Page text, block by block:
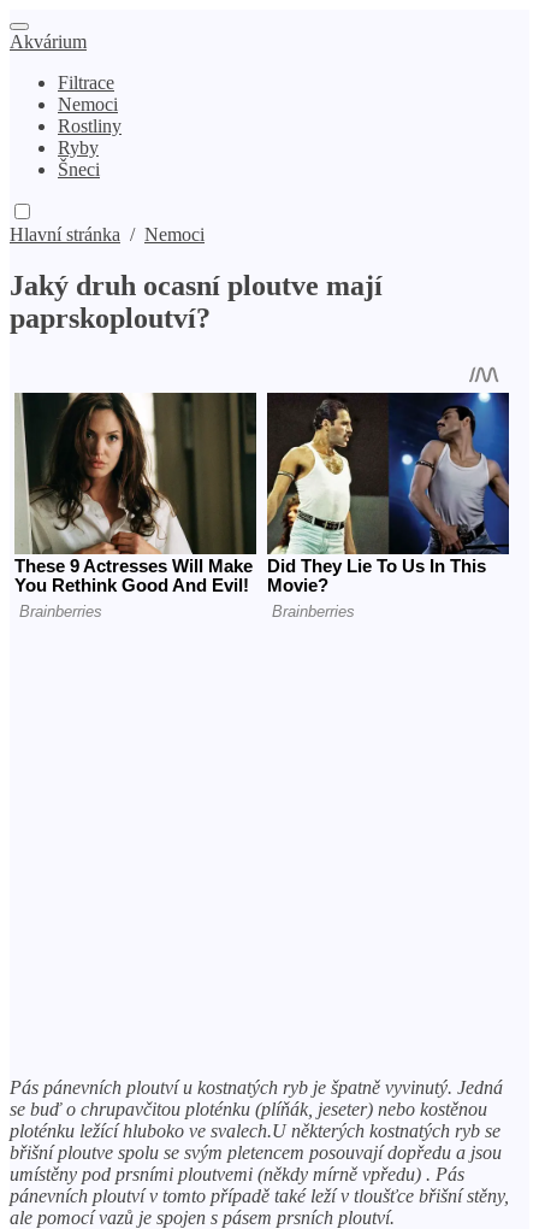
Akvárium
Filtrace
Nemoci
Rostliny
Ryby
Šneci
Hlavní stránka / Nemoci
Jaký druh ocasní ploutve mají
paprskoploutví?
Pás pánevních ploutví u kostnatých ryb je špatně vyvinutý. Jedná
se buď o chrupavčitou ploténku (plíňák, jeseter) nebo kostěnou
ploténku ležící hluboko ve svalech.U některých kostnatých ryb se
břišní ploutve spolu se svým pletencem posouvají dopředu a jsou
umístěny pod prsními ploutvemi (někdy mírně vpředu) . Pás
pánevních ploutví v tomto případě také leží v tloušťce břišní stěny,
ale pomocí vazů je spojen s pásem prsních ploutví.